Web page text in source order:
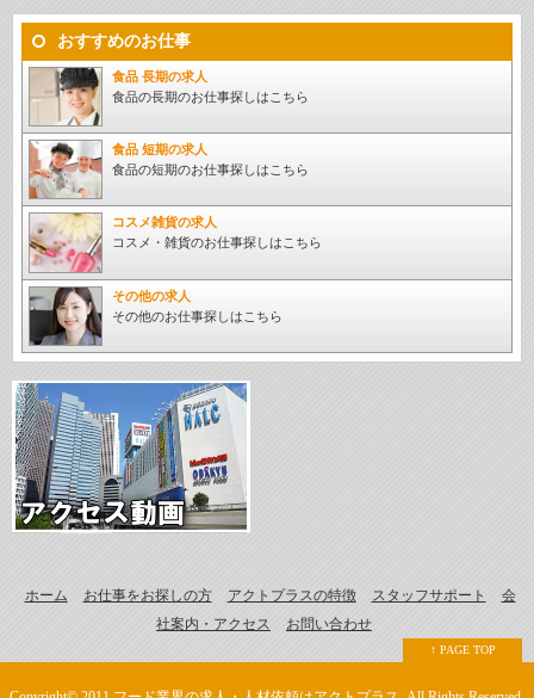
おすすめのお仕事
食品 長期の求人
食品の長期のお仕事探しはこちら
食品 短期の求人
食品の短期のお仕事探しはこちら
コスメ雑貨の求人
コスメ・雑貨のお仕事探しはこちら
その他の求人
その他のお仕事探しはこちら
ホーム お仕事をお探しの方 アクトプラスの特徴 スタッフサポート
会
社案内・アクセス
お問い合わせ
↑ PAGE TOP